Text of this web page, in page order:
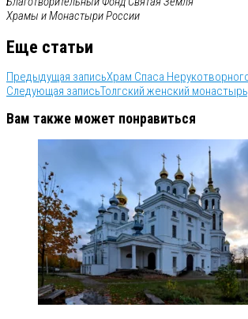
Храмы и Монастыри России
Еще статьи
Предыдущая записьХрам Спаса
Следующая записьТолгский женский
Вам также может понравиться